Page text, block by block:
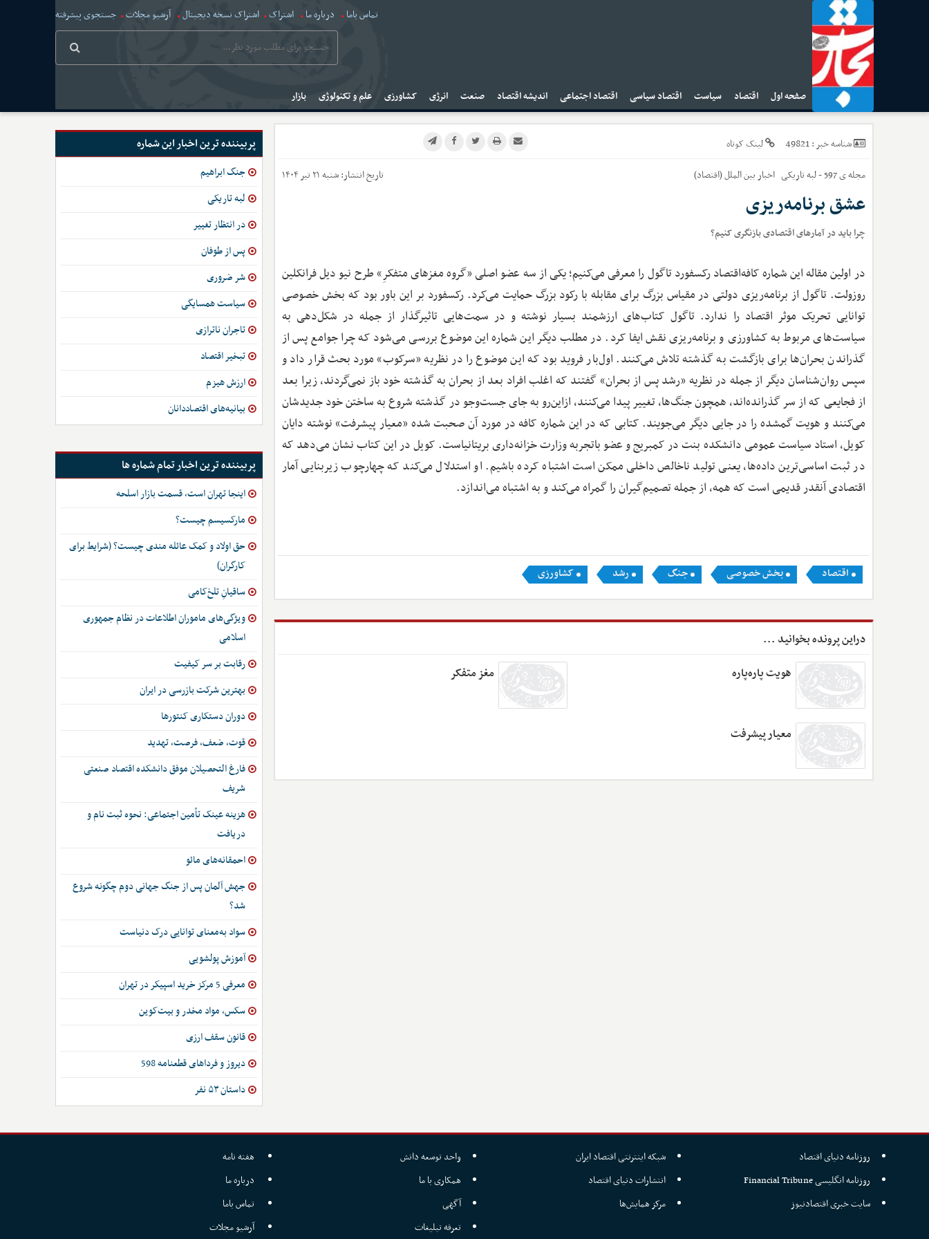
تماس باما درباره ما اشتراک اشتراک نسخه دیجیتال آرشیو مجلات جستجوی پیشرفته
صفحه اول اقتصاد سیاست اقتصاد سیاسی اقتصاد اجتماعی اندیشه اقتصاد صنعت انرژی کشاورزی علم و تکنولوژی بازار
شناسه خبر :49821
لینک کوتاه
مجله ی 597 - لبه تاریکی
اخباربین الملل (اقتصاد) تاریخ انتشار:شنبه ۲۱ تیر ۱۴۰۴
عشق برنامه‌ریزی
چرا باید در آمارهای اقتصادی بازنگری کنیم؟
در اولین مقاله این شماره کافه‌اقتصاد رکسفورد تاگول را معرفی می‌کنیم؛ یکی از سه عضو اصلی «گروه مغزهای متفکرِ» طرح نیو دیل فرانکلین
روزولت. تاگول از برنامه‌ریزی دولتی در مقیاس بزرگ برای مقابله با رکود بزرگ حمایت می‌کرد. رکسفورد بر این باور بود که بخش خصوصی
توانایی تحریک موثر اقتصاد را ندارد. تاگول کتاب‌های ارزشمند بسیار نوشته و در سمت‌هایی تاثیرگذار از جمله در شکل‌دهی به
سیاست‌های مربوط به کشاورزی و برنامه‌ریزی نقش ایفا کرد. در مطلب دیگر این شماره این موضوع بررسی می‌شود که چرا جوامع پس از
گذراندن بحران‌ها برای بازگشت به گذشته تلاش می‌کنند. اول‌بار فروید بود که این موضوع را در نظریه «سرکوب» مورد بحث قرار داد و
سپس روان‌شناسان دیگر از جمله در نظریه «رشد پس از بحران» گفتند که اغلب افراد بعد از بحران به گذشته خود باز‌ نمی‌گردند، زیرا بعد
از فجایعی که از سر گذرانده‌اند، همچون جنگ‌ها، تغییر پیدا می‌کنند، از‌این‌رو به جای جست‌وجو در گذشته شروع به ساختن خود جدیدشان
می‌کنند و هویت گمشده را در جایی دیگر می‌جویند. کتابی که در این شماره کافه در مورد آن صحبت شده «معیار پیشرفت» نوشته دایان
کویل، استاد سیاست عمومی دانشکده بنت در کمبریج و عضو باتجربه وزارت خزانه‌داری بریتانیاست. کویل در این کتاب نشان می‌دهد که
در ثبت اساسی‌ترین داده‌ها، یعنی تولید ناخالص داخلی ممکن است اشتباه کرده باشیم. او استدلال می‌کند که چهارچوب زیربنایی آمار
اقتصادی آنقدر قدیمی است که همه، از جمله تصمیم‌گیران را گمراه می‌کند و به اشتباه می‌اندازد.
اقتصاد بخش خصوصی جنگ رشد کشاورزی
دراین پرونده بخوانید ...
هویت پاره‌پاره
مغز متفکر
معیار پیشرفت
پربیننده ترین اخبار این شماره
جنگ ابراهیم
لبه تاریکی
در انتظار تغییر
پس از طوفان
شر ضروری
سیاست همسایگی
تاجران ناترازی
تبخیر اقتصاد
ارزش هیزم
بیانیه‌های اقتصاددانان
پربیننده ترین اخبار تمام شماره ها
اینجا تهران است، قسمت بازار اسلحه
مارکسیسم چیست؟
حق اولاد و کمک عائله مندی چیست؟ (شرایط برای
کارگران)
ساقیانِ تلخ‌کامی
ویژگی‌های ماموران اطلاعات در نظام جمهوری
اسلامی
رقابت بر سر کیفیت
بهترین شرکت بازرسی در ایران
دوران دستکاری کنتورها
قوت، ضعف، فرصت، تهدید
فارغ التحصیلان موفق دانشکده اقتصاد صنعتی
شریف
هزینه عینک تأمین اجتماعی: نحوه ثبت نام و
دریافت
احمقانه‌های مائو
جهش آلمان پس از جنگ جهانی دوم چگونه شروع
شد؟
سواد به‌معنای توانایی درک دنیاست
آموزش پولشویی
معرفی 5 مرکز خرید اسپیکر در تهران
سکس، مواد مخدر و بیت‌کوین
قانون سقف ارزی
دیروز و فرداهای قطعنامه 598
داستان ۵۳ نفر
روزنامه دنیای اقتصاد
روزنامه انگلیسی Financial Tribune
سایت خبری اقتصادنیوز
شبکه اینترنتی اقتصاد ایران
انتشارات دنیای اقتصاد
مرکز همایش‌ها
واحد توسعه دانش
همکاری با ما
آگهی
تعرفه تبلیغات
هفته نامه
درباره ما
تماس باما
آرشیو مجلات